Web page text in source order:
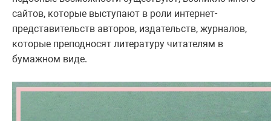
сайтов, которые выступают в роли интернет-
представительств авторов, издательств, журналов,
которые преподносят литературу читателям в
бумажном виде.